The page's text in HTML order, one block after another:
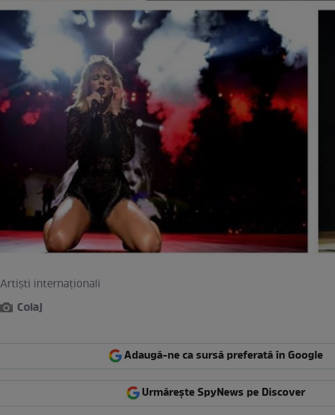
Artişti internaţionali
Colaj
Adaugă-ne ca sursă preferată în Google
Urmărește SpyNews pe Discover